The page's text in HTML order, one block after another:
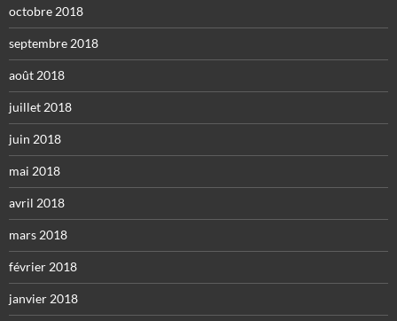
octobre 2018
septembre 2018
août 2018
juillet 2018
juin 2018
mai 2018
avril 2018
mars 2018
février 2018
janvier 2018